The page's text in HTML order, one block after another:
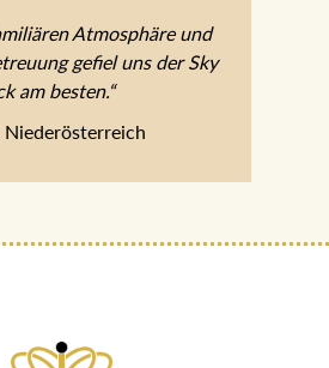
Atmosphäre und
gefiel uns der Sky
am besten.“